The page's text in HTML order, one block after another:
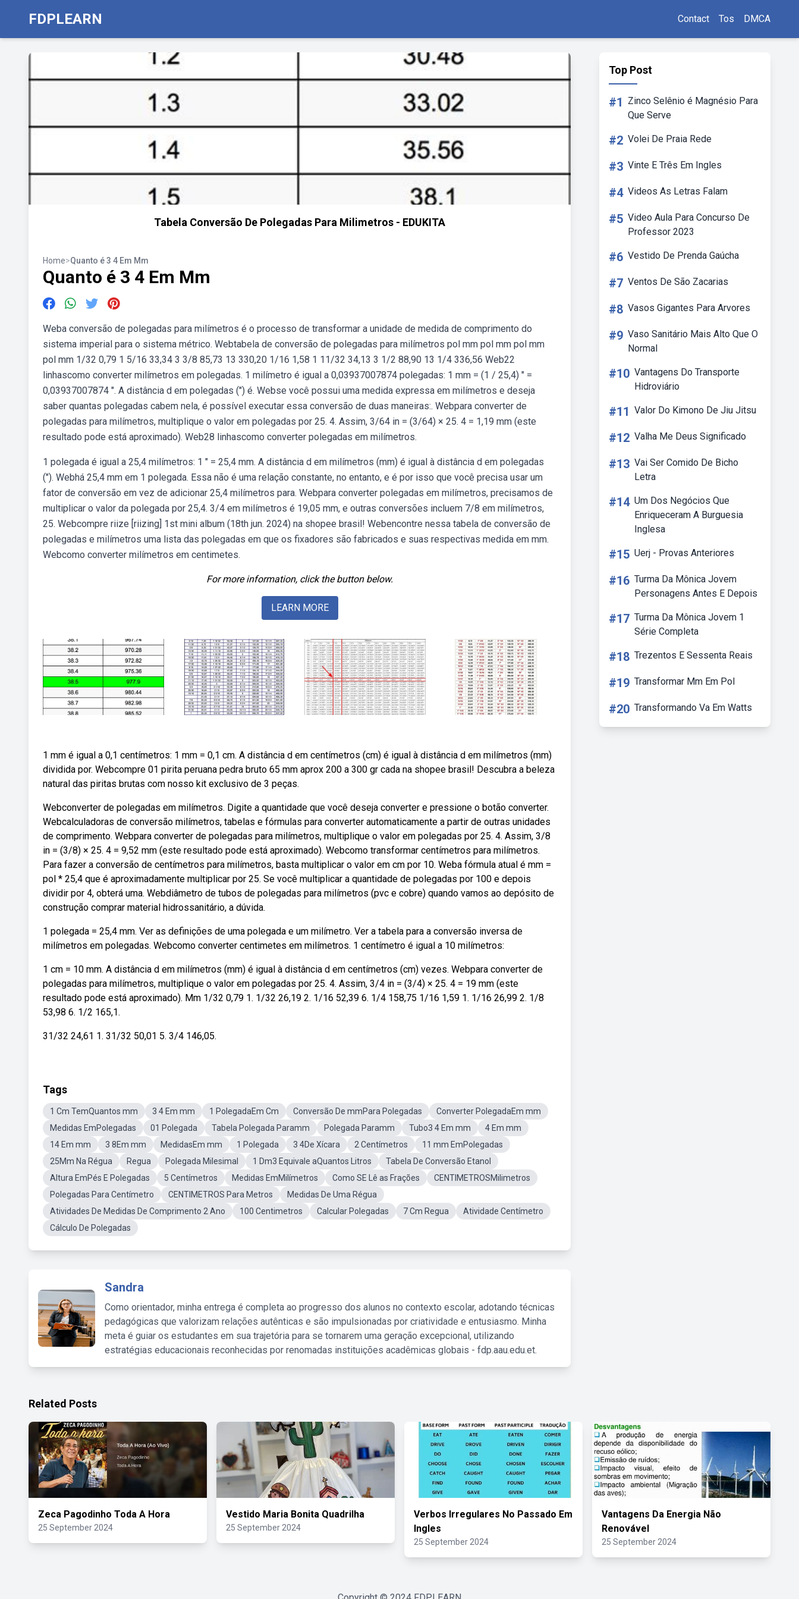
FDPLEARN Contact Tos DMCA
Tabela Conversão De Polegadas Para Milimetros - EDUKITA
Home>Quanto é 3 4 Em Mm
Quanto é 3 4 Em Mm
Weba conversão de polegadas para milímetros é o processo de transformar a unidade de medida de comprimento do
sistema imperial para o sistema métrico. Webtabela de conversão de polegadas para milímetros pol mm pol mm pol mm
pol mm 1/32 0,79 1 5/16 33,34 3 3/8 85,73 13 330,20 1/16 1,58 1 11/32 34,13 3 1/2 88,90 13 1/4 336,56 Web22
linhascomo converter milímetros em polegadas. 1 milímetro é igual a 0,03937007874 polegadas: 1 mm = (1 / 25,4) ″ =
0,03937007874 ″. A distância d em polegadas (″) é. Webse você possui uma medida expressa em milímetros e deseja
saber quantas polegadas cabem nela, é possível executar essa conversão de duas maneiras:. Webpara converter de
polegadas para milímetros, multiplique o valor em polegadas por 25. 4. Assim, 3/64 in = (3/64) × 25. 4 = 1,19 mm (este
resultado pode está aproximado). Web28 linhascomo converter polegadas em milímetros.
1 polegada é igual a 25,4 milímetros: 1 ″ = 25,4 mm. A distância d em milímetros (mm) é igual à distância d em polegadas
(″). Webhá 25,4 mm em 1 polegada. Essa não é uma relação constante, no entanto, e é por isso que você precisa usar um
fator de conversão em vez de adicionar 25,4 milímetros para. Webpara converter polegadas em milímetros, precisamos de
multiplicar o valor da polegada por 25,4. 3/4 em milímetros é 19,05 mm, e outras conversões incluem 7/8 em milímetros,
25. Webcompre riize [riizing] 1st mini album (18th jun. 2024) na shopee brasil! Webencontre nessa tabela de conversão de
polegadas e milímetros uma lista das polegadas em que os fixadores são fabricados e suas respectivas medida em mm.
Webcomo converter milímetros em centimetes.
For more information, click the button below.
LEARN MORE
1 mm é igual a 0,1 centímetros: 1 mm = 0,1 cm. A distância d em centímetros (cm) é igual à distância d em milímetros (mm)
dividida por. Webcompre 01 pirita peruana pedra bruto 65 mm aprox 200 a 300 gr cada na shopee brasil! Descubra a beleza
natural das piritas brutas com nosso kit exclusivo de 3 peças.
Webconverter de polegadas em milímetros. Digite a quantidade que você deseja converter e pressione o botão converter.
Webcalculadoras de conversão milímetros, tabelas e fórmulas para converter automaticamente a partir de outras unidades
de comprimento. Webpara converter de polegadas para milímetros, multiplique o valor em polegadas por 25. 4. Assim, 3/8
in = (3/8) × 25. 4 = 9,52 mm (este resultado pode está aproximado). Webcomo transformar centímetros para milímetros.
Para fazer a conversão de centímetros para milímetros, basta multiplicar o valor em cm por 10. Weba fórmula atual é mm =
pol * 25,4 que é aproximadamente multiplicar por 25. Se você multiplicar a quantidade de polegadas por 100 e depois
dividir por 4, obterá uma. Webdiâmetro de tubos de polegadas para milímetros (pvc e cobre) quando vamos ao depósito de
construção comprar material hidrossanitário, a dúvida.
1 polegada = 25,4 mm. Ver as definições de uma polegada e um milímetro. Ver a tabela para a conversão inversa de
milímetros em polegadas. Webcomo converter centimetes em milímetros. 1 centímetro é igual a 10 milímetros:
1 cm = 10 mm. A distância d em milímetros (mm) é igual à distância d em centímetros (cm) vezes. Webpara converter de
polegadas para milímetros, multiplique o valor em polegadas por 25. 4. Assim, 3/4 in = (3/4) × 25. 4 = 19 mm (este
resultado pode está aproximado). Mm 1/32 0,79 1. 1/32 26,19 2. 1/16 52,39 6. 1/4 158,75 1/16 1,59 1. 1/16 26,99 2. 1/8
53,98 6. 1/2 165,1.
31/32 24,61 1. 31/32 50,01 5. 3/4 146,05.
Tags
1 Cm TemQuantos mm 3 4 Em mm 1 PolegadaEm Cm Conversão De mmPara Polegadas
Converter PolegadaEm mm
Medidas EmPolegadas
01 Polegada Tabela Polegada Paramm Polegada Paramm Tubo3 4 Em mm
4 Em mm
14 Em mm
3 8Em mm MedidasEm mm 1 Polegada 3 4De Xícara 2 Centímetros
11 mm EmPolegadas
25Mm Na Régua
Regua Polegada Milesimal 1 Dm3 Equivale aQuantos Litros
Tabela De Conversão Etanol
Altura EmPés E Polegadas
5 Centímetros Medidas EmMilímetros Como SE Lê as Frações
CENTIMETROSMilimetros
Polegadas Para Centímetro
CENTIMETROS Para Metros
Medidas De Uma Régua
Atividades De Medidas De Comprimento 2 Ano
100 Centimetros Calcular Polegadas 7 Cm Regua
Atividade Centímetro
Cálculo De Polegadas
Sandra
Como orientador, minha entrega é completa ao progresso dos alunos no contexto escolar, adotando técnicas
pedagógicas que valorizam relações autênticas e são impulsionadas por criatividade e entusiasmo. Minha
meta é guiar os estudantes em sua trajetória para se tornarem uma geração excepcional, utilizando
estratégias educacionais reconhecidas por renomadas instituições acadêmicas globais - fdp.aau.edu.et.
Top Post
#1
Zinco Selênio é Magnésio Para
Que Serve
#2 Volei De Praia Rede
#3 Vinte E Três Em Ingles
#4 Videos As Letras Falam
#5 Video Aula Para Concurso De
Professor 2023
#6 Vestido De Prenda Gaúcha
#7 Ventos De São Zacarias
#8 Vasos Gigantes Para Arvores
#9 Vaso Sanitário Mais Alto Que O
Normal
#10 Vantagens Do Transporte
Hidroviário
#11 Valor Do Kimono De Jiu Jitsu
#12 Valha Me Deus Significado
#13 Vai Ser Comido De Bicho
Letra
#14 Um Dos Negócios Que
Enriqueceram A Burguesia
Inglesa
#15 Uerj - Provas Anteriores
#16 Turma Da Mônica Jovem
Personagens Antes E Depois
#17 Turma Da Mônica Jovem 1
Série Completa
#18 Trezentos E Sessenta Reais
#19 Transformar Mm Em Pol
#20 Transformando Va Em Watts
Related Posts
Zeca Pagodinho Toda A Hora
25 September 2024
Vestido Maria Bonita Quadrilha
25 September 2024
Verbos Irregulares No Passado Em
Ingles
25 September 2024
Vantagens Da Energia Não
Renovável
25 September 2024